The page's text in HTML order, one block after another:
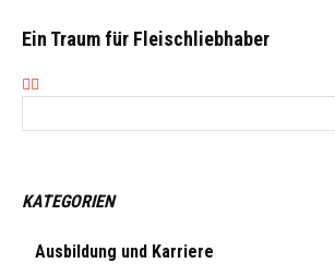
Ein Traum für Fleischliebhaber
KATEGORIEN
Ausbildung und Karriere